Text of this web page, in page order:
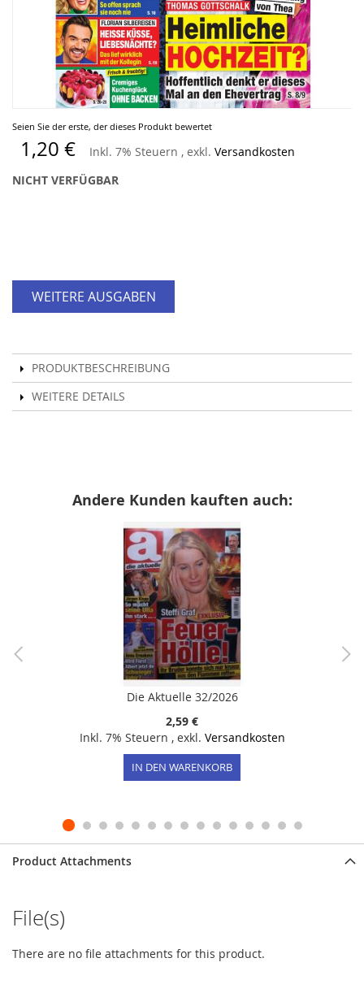
Seien Sie der erste, der dieses Produkt bewertet
1,20 € Inkl. 7% Steuern , exkl. Versandkosten
NICHT VERFÜGBAR
WEITERE AUSGABEN
PRODUKTBESCHREIBUNG
WEITERE DETAILS
Zum
Anfang
der
Bildergalerie
springen
Andere Kunden kauften auch:
Die Aktuelle 32/2026
2,59 €
Inkl. 7% Steuern , exkl. Versandkosten
IN DEN WARENKORB
Product Attachments
File(s)
There are no file attachments for this product.